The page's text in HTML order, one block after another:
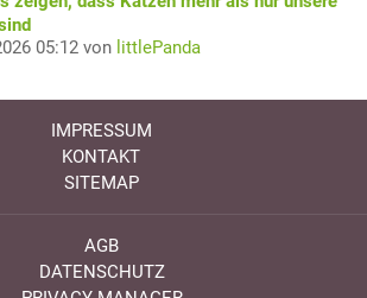
05:12 von littlePanda
IMPRESSUM
KONTAKT
SITEMAP
AGB
DATENSCHUTZ